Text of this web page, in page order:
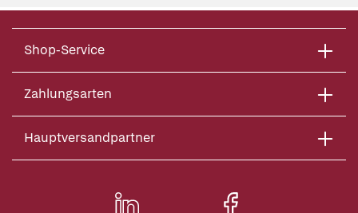
Shop-Service
Zahlungsarten
Hauptversandpartner